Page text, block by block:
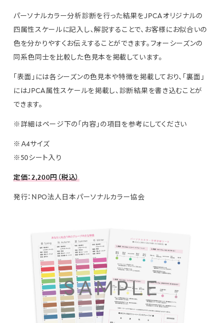
検定申込み
教材・関連商品
パーソナルカラー分析診断を行った結果をJPCAオリジナルの
四属性スケールに記入し、解説することで、お客様にお似合いの
色を分かりやすくお伝えすることができます。フォーシーズンの
同系色同士を比較した色見本を掲載しています。
「表面」には各シーズンの色見本や特徴を掲載しており、「裏面」
にはJPCA属性スケールを掲載し、診断結果を書き込むことが
できます。
※詳細はページ下の「内容」の項目を参考にしてください
※Ａ4サイズ
※50シート入り
定価：2,200円（税込）
発行：NPO法人日本パーソナルカラー協会